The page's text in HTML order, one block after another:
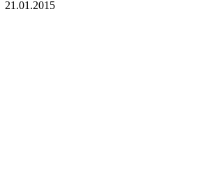
21.01.2015